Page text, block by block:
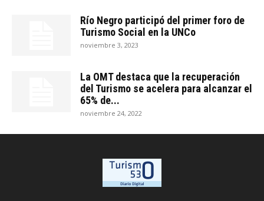
Río Negro participó del primer foro de
Turismo Social en la UNCo
noviembre 3, 2023
La OMT destaca que la recuperación
del Turismo se acelera para alcanzar el
65% de...
noviembre 24, 2022